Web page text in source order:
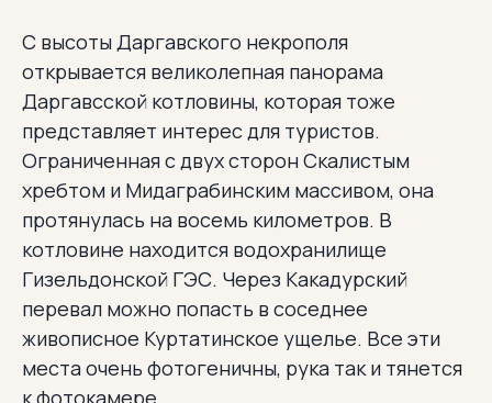
С высоты Даргавского некрополя
открывается великолепная панорама
Даргавсской котловины, которая тоже
представляет интерес для туристов.
Ограниченная с двух сторон Скалистым
хребтом и Мидаграбинским массивом, она
протянулась на восемь километров. В
котловине находится водохранилище
Гизельдонской ГЭС. Через Какадурский
перевал можно попасть в соседнее
живописное Куртатинское ущелье. Все эти
места очень фотогеничны, рука так и тянется
к фотокамере.